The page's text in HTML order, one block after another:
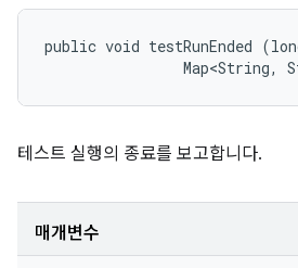
public void testRunEnded
Map<String,
테스트 실행의 종료를 보고합니다.
매개변수